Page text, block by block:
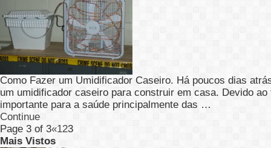
Como Fazer um Umidificador Caseiro. Há poucos dias
um umidificador caseiro para construir em casa. Devido
importante para a saúde principalmente das …
Continue
Page 3 of 3«123
Mais Vistos